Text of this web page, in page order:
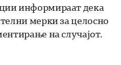
информираат дека
мерки за целосно
на случајот.